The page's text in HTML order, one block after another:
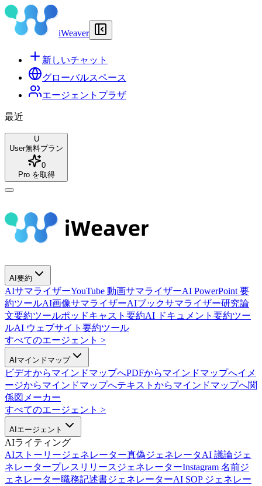
iWeaver
新しいチャット
グローバルスペース
エージェントプラザ
最近
U
User無料プラン
0
Pro を取得
AI要約
AIサマライザーYouTube 動画サマライザーAI PowerPoint 要
約ツールAI画像サマライザーAIブックサマライザー研究論
文要約ツールポッドキャスト要約AI ドキュメント要約ツー
ルAI ウェブサイト要約ツール
すべてのエージェント >
AIマインドマップ
ビデオからマインドマップへPDFからマインドマップへイメ
ージからマインドマップへテキストからマインドマップへ関
係図メーカー
すべてのエージェント >
AIエージェント
AIライティング
AIストーリージェネレーター真偽ジェネレータAI 議論ジェ
ネレータープレスリリースジェネレーターInstagram 名前ジ
ェネレーター職務記述書ジェネレーターAI SOP ジェネレー